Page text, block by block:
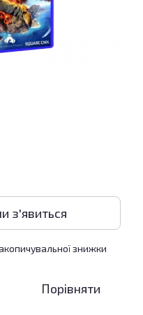
з'явиться
знижки
Порівняти